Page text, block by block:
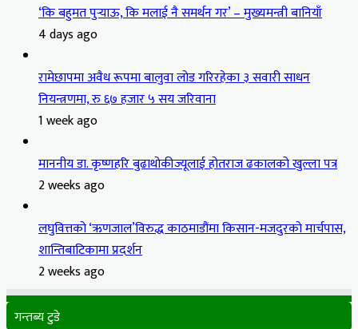
‘कि बहुमत पुर्‍याऊ, कि मलाई नै समर्थन गर’ – मुख्यमन्त्री बानियाँ
4 days ago
रामेछापमा अवैध रूपमा बालुवा लोड गरिरहेका ३ सवारी साधन
नियन्त्रणमा, रु ६७ हजार ५ सय जरिवाना
1 week ago
माननीय डा. कृष्णहरि बुढाथोकीज्यूलाई होतराज ढकालको खुल्ला पत्र
2 weeks ago
लघुवित्तको ‘ऋणजाल’विरुद्ध काठमाडौंमा किसान-मजदुरको मार्चपास,
शान्तिबाटिकामा प्रदर्शन
2 weeks ago
गन्तब्य टुडे